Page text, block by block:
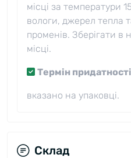
місці за температури
вологи, джерел тепла
променів. Зберігати в
місці.
Термін
вказано на упаковці.
Склад